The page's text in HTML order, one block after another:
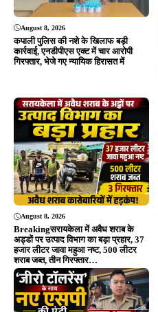
August 8, 2026
कपाली पुलिस की नशे के खिलाफ बड़ी
कार्रवाई, एनडीपीएस एक्ट में चार आरोपी
गिरफ्तार, भेजे गए न्यायिक हिरासत में
August 8, 2026
Breakingसरायकेला में अवैध शराब के
अड्डों पर उत्पाद विभाग का बड़ा प्रहार, 37
हजार लीटर जावा महुआ नष्ट, 500 लीटर
शराब जब्त, तीन गिरफ्तार…